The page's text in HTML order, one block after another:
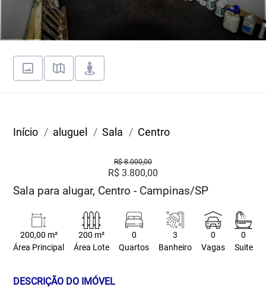
Início aluguel Sala Centro
R$ 8.000,00
R$ 3.800,00
Sala para alugar, Centro - Campinas/SP
200,00 m²
Área Principal
200 m²
Área Lote
0
Quartos
3
Banheiro
0
Vagas
0
Suite
DESCRIÇÃO DO IMÓVEL